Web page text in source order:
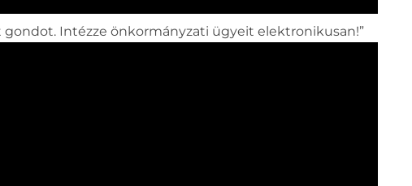
gondot. Intézze önkormányzati ügyeit elektronikusan!”